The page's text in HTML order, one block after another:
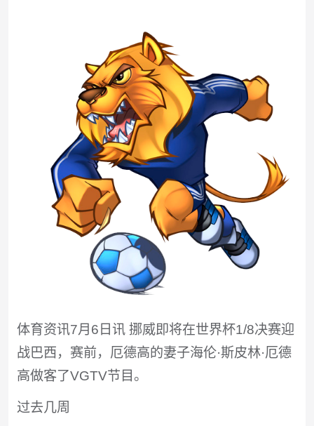
体育资讯7月6日讯 挪威即将在世界杯1/8决赛迎
战巴西，赛前，厄德高的妻子海伦·斯皮林·厄德
高做客了VGTV节目。
过去几周